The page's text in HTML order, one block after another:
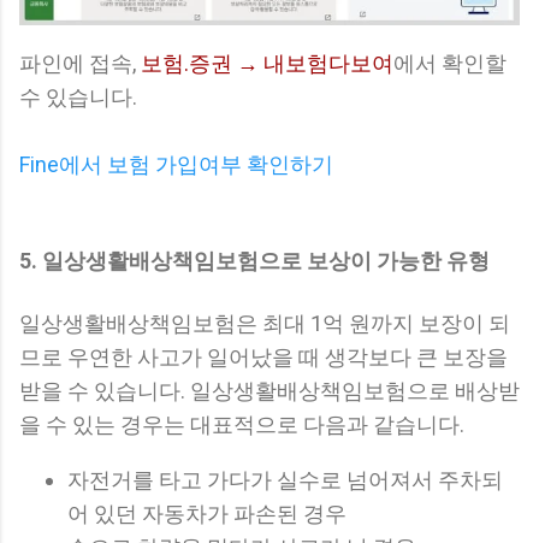
파인에 접속, 보험.증권 → 내보험다보여에서 확인할
수 있습니다.
Fine에서 보험 가입여부 확인하기
5. 일상생활배상책임보험으로 보상이 가능한 유형
일상생활배상책임보험은 최대 1억 원까지 보장이 되
므로 우연한 사고가 일어났을 때 생각보다 큰 보장을
받을 수 있습니다. 일상생활배상책임보험으로 배상받
을 수 있는 경우는 대표적으로 다음과 같습니다.
자전거를 타고 가다가 실수로 넘어져서 주차되
어 있던 자동차가 파손된 경우